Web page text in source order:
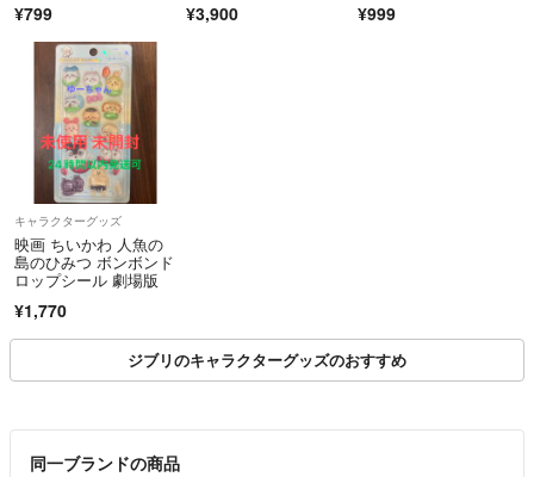
¥799 ¥3,900 ¥999
キャラクターグッズ
映画 ちいかわ 人魚の
島のひみつ ボンボンド
ロップシール 劇場版
¥1,770
ジブリのキャラクターグッズのおすすめ
同一ブランドの商品